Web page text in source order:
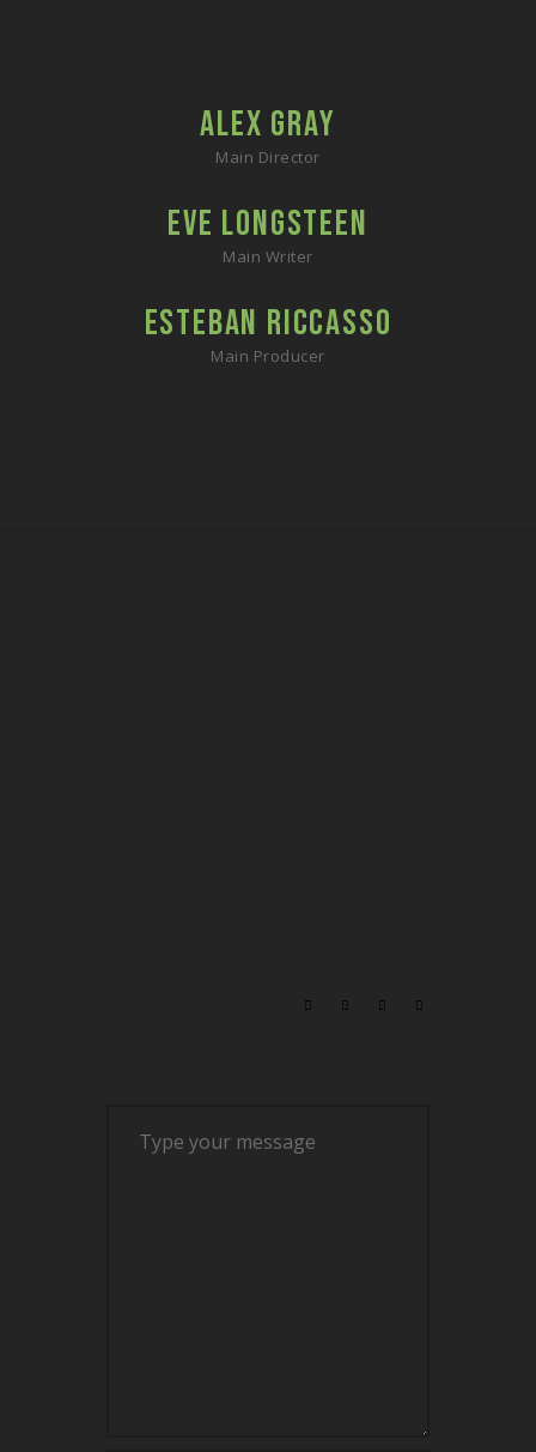
ALEX GRAY
Main Director
EVE LONGSTEEN
Main Writer
ESTEBAN RICCASSO
Main Producer